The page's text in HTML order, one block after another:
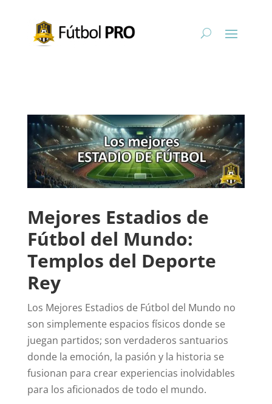
Mejores Estadios de
Fútbol del Mundo:
Templos del Deporte
Rey
Los Mejores Estadios de Fútbol del Mundo no
son simplemente espacios físicos donde se
juegan partidos; son verdaderos santuarios
donde la emoción, la pasión y la historia se
fusionan para crear experiencias inolvidables
para los aficionados de todo el mundo.